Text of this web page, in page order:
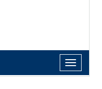
Toggle
navigation